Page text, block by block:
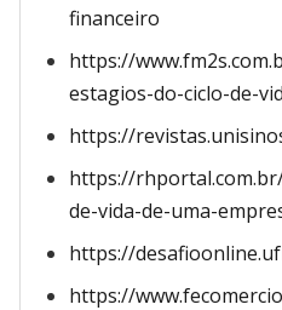
financeiro
https://
estagios-do-ciclo-de-
https://
https://
de-vida-de-uma-
https://
https://